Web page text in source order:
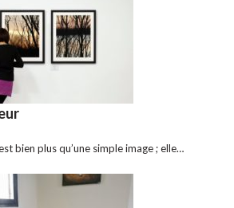
bien plus qu’une simple image ; elle…